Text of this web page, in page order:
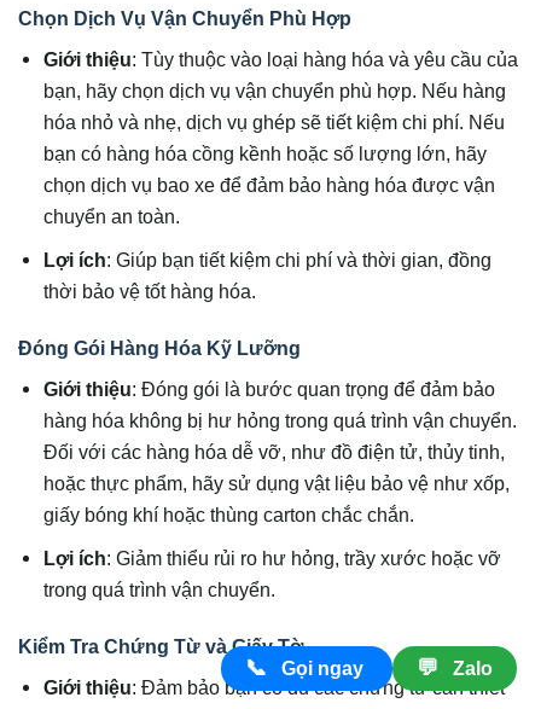
Chọn Dịch Vụ Vận Chuyển Phù Hợp
Giới thiệu: Tùy thuộc vào loại hàng hóa và yêu cầu của
bạn, hãy chọn dịch vụ vận chuyển phù hợp. Nếu hàng
hóa nhỏ và nhẹ, dịch vụ ghép sẽ tiết kiệm chi phí. Nếu
bạn có hàng hóa cồng kềnh hoặc số lượng lớn, hãy
chọn dịch vụ bao xe để đảm bảo hàng hóa được vận
chuyển an toàn.
Lợi ích: Giúp bạn tiết kiệm chi phí và thời gian, đồng
thời bảo vệ tốt hàng hóa.
Đóng Gói Hàng Hóa Kỹ Lưỡng
Giới thiệu: Đóng gói là bước quan trọng để đảm bảo
hàng hóa không bị hư hỏng trong quá trình vận chuyển.
Đối với các hàng hóa dễ vỡ, như đồ điện tử, thủy tinh,
hoặc thực phẩm, hãy sử dụng vật liệu bảo vệ như xốp,
giấy bóng khí hoặc thùng carton chắc chắn.
Lợi ích: Giảm thiểu rủi ro hư hỏng, trầy xước hoặc vỡ
trong quá trình vận chuyển.
Kiểm Tra Chứng Từ và Giấy Tờ
Giới thiệu: Đảm bảo bạn có đủ các chứng từ cần thiết
📞 Gọi ngay 💬 Zalo